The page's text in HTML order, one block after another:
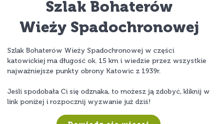
Szlak Bohaterów
Wieży Spadochronowej
Szlak Bohaterów Wieży Spadochronowej w części
katowickiej ma długość ok. 15 km i wiedzie przez wszystkie
najważniejsze punkty obrony Katowic z 1939r.
Jeśli spodobała Ci się odznaka, to możesz ją zdobyć, kliknij w
link poniżej i rozpocznij wyzwanie już dziś!